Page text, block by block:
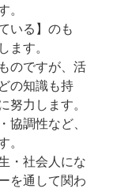
いる】のも
す。
のですが、活
の知識も持
力します。
調性など、
・社会人にな
を通して関わ